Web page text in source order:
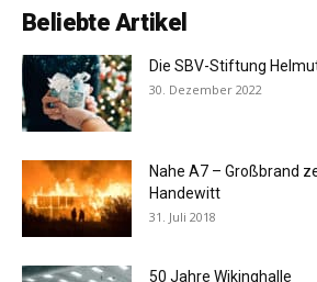
Beliebte Artikel
Die SBV-Stiftung
30. Dezember 2022
Nahe A7 – Großbrand
Handewitt
31. Juli 2018
50 Jahre Wikinghalle